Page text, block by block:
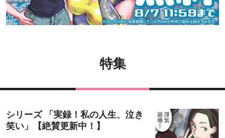
特集
シリーズ 「実録！私の人生、泣き
笑い」【絶賛更新中！】